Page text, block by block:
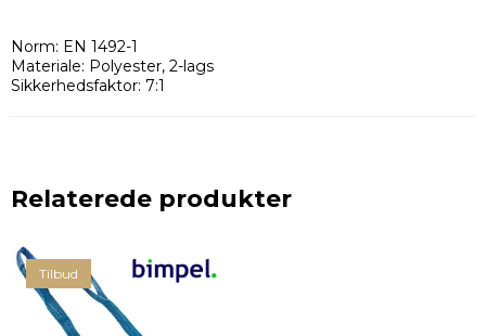
Norm: EN 1492-1
Materiale: Polyester, 2-lags
Sikkerhedsfaktor: 7:1
Relaterede produkter
Tilbud